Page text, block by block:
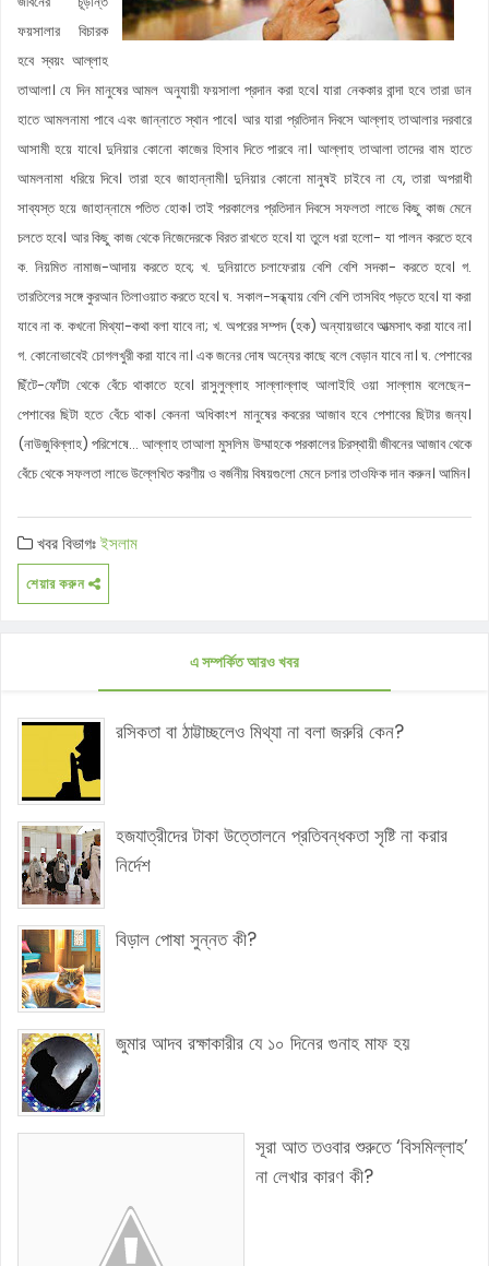
ফয়সালার বিচারক
হবে স্বয়ং আল্লাহ
তাআলা। যে দিন মানুষের আমল অনুযায়ী ফয়সালা প্রদান করা হবে। যারা নেককার বান্দা হবে তারা ডান
হাতে আমলনামা পাবে এবং জান্নাতে স্থান পাবে। আর যারা প্রতিদান দিবসে আল্লাহ তাআলার দরবারে
আসামী হয়ে যাবে। দুনিয়ার কোনো কাজের হিসাব দিতে পারবে না। আল্লাহ তাআলা তাদের বাম হাতে
আমলনামা ধরিয়ে দিবে। তারা হবে জাহান্নামী। দুনিয়ার কোনো মানুষই চাইবে না যে, তারা অপরাধী
সাব্যস্ত হয়ে জাহান্নামে পতিত হোক। তাই পরকালের প্রতিদান দিবসে সফলতা লাভে কিছু কাজ মেনে
চলতে হবে। আর কিছু কাজ থেকে নিজেদেরকে বিরত রাখতে হবে। যা তুলে ধরা হলো- যা পালন করতে হবে
ক. নিয়মিত নামাজ-আদায় করতে হবে; খ. দুনিয়াতে চলাফেরায় বেশি বেশি সদকা- করতে হবে। গ.
তারতিলের সঙ্গে কুরআন তিলাওয়াত করতে হবে। ঘ. সকাল-সন্ধ্যায় বেশি বেশি তাসবিহ পড়তে হবে। যা করা
যাবে না ক. কখনো মিথ্যা-কথা বলা যাবে না; খ. অপরের সম্পদ (হক) অন্যায়ভাবে আত্মসাৎ করা যাবে না।
গ. কোনোভাবেই চোগলখুরী করা যাবে না। এক জনের দোষ অন্যের কাছে বলে বেড়ান যাবে না। ঘ. পেশাবের
ছিঁটে-ফোঁটা থেকে বেঁচে থাকাতে হবে। রাসুলুল্লাহ সাল্লাল্লাহু আলাইহি ওয়া সাল্লাম বলেছেন-
পেশাবের ছিটা হতে বেঁচে থাক। কেননা অধিকাংশ মানুষের কবরের আজাব হবে পেশাবের ছিটার জন্য।
(নাউজুবিল্লাহ) পরিশেষে… আল্লাহ তাআলা মুসলিম উম্মাহকে পরকালের চিরস্থায়ী জীবনের আজাব থেকে
বেঁচে থেকে সফলতা লাভে উল্লেখিত করণীয় ও বর্জনীয় বিষয়গুলো মেনে চলার তাওফিক দান করুন। আমিন।
খবর বিভাগঃইসলাম
শেয়ার করুন
এ সম্পর্কিত আরও খবর
রসিকতা বা ঠাট্টাচ্ছলেও মিথ্যা না বলা জরুরি কেন?
হজযাত্রীদের টাকা উত্তোলনে প্রতিবন্ধকতা সৃষ্টি না করার
নির্দেশ
বিড়াল পোষা সুন্নত কী?
জুমার আদব রক্ষাকারীর যে ১০ দিনের গুনাহ মাফ হয়
সূরা আত তওবার শুরুতে ‘বিসমিল্লাহ’
না লেখার কারণ কী?